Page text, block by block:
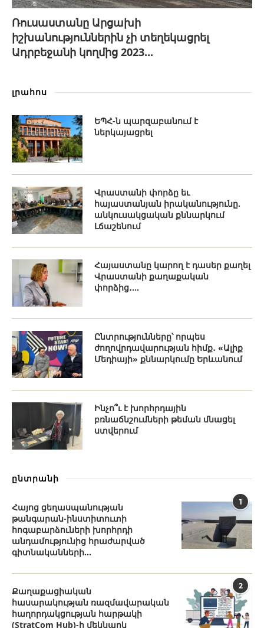
Ռուսաստանը Արցախի
իշխանություններին չի տեղեկացրել
Ադրբեջանի կողմից 2023...
լրահոս
ԵՊՀ-ն պարզաբանում է
ներկայացրել
Վրաստանի փորձը եւ
հայաստանյան իրականությունը.
անկուսակցական քննարկում
Լճաշենում
Հայաստանը կարող է դասեր քաղել
Վրաստանի քաղաքական
փորձից․...
Ընտրությունները՝ որպես
ժողովրդավարության հիմք․ «Ալիք
Մեդիայի» քննարկումը Երևանում
Ինչո՞ւ է խորհրդային
բռնաճնշումների թեման մնացել
ստվերում
ընտրանի
1
Հայոց ցեղասպանության
թանգարան-ինստիտուտի
հոգաբարձուների խորհրդի
անդամությունից հրաժարված
գիտնականների...
2
Քաղաքացիական
հասարակության ռազմավարական
հաղորդակցության հարթակի
(StratCom Hub)-ի մեկնարկ